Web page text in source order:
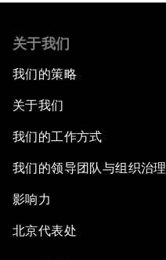
关于我们
我们的策略
关于我们
我们的工作方式
我们的领导团队与组织治理
影响力
北京代表处